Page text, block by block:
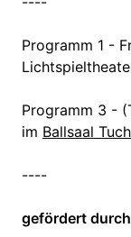
Programm 1 -
Programm 3 -
im Ballsaal
----
gefördert